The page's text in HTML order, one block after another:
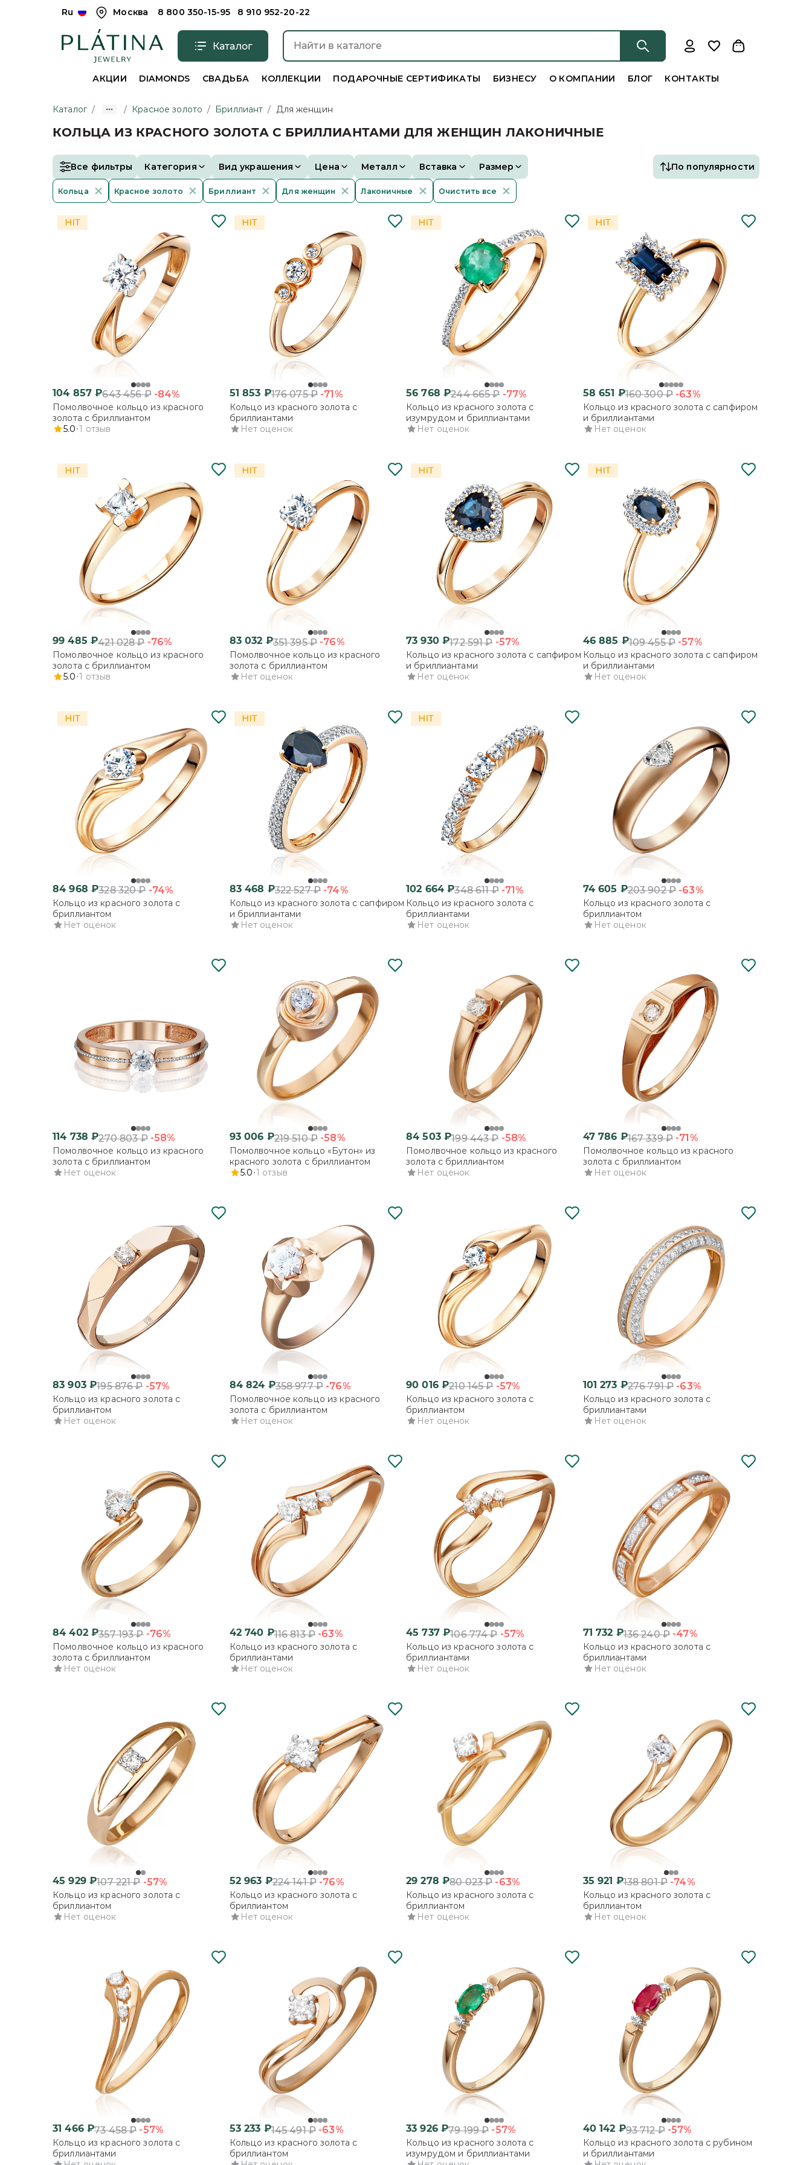
Ru Москва 8 800 350-15-95 8 910 952-20-22
Каталог
АКЦИИ DIAMONDS СВАДЬБА КОЛЛЕКЦИИ ПОДАРОЧНЫЕ СЕРТИФИКАТЫ БИЗНЕСУ О КОМПАНИИ БЛОГ КОНТАКТЫ
Каталог / / Красное золото / Бриллиант / Для женщин
КОЛЬЦА ИЗ КРАСНОГО ЗОЛОТА С БРИЛЛИАНТАМИ ДЛЯ ЖЕНЩИН ЛАКОНИЧНЫЕ
Все фильтры Категория Вид украшения Цена Металл Вставка Размер По популярности
Кольца Красное золото Бриллиант Для женщин Лаконичные Очистить все
104 857 ₽643 456₽ -84%
Помолвочное кольцо из красного
золота с бриллиантом
5.0 1 отзыв
51 853 ₽176 075₽ -71%
Кольцо из красного золота с
бриллиантами
Нет оценок
56 768 ₽244 665₽ -77%
Кольцо из красного золота с
изумрудом и бриллиантами
Нет оценок
58 651 ₽160 300₽ -63%
Кольцо из красного золота с сапфиром
и бриллиантами
Нет оценок
99 485 ₽421 028₽ -76%
Помолвочное кольцо из красного
золота с бриллиантом
5.0 1 отзыв
83 032 ₽351 395₽ -76%
Помолвочное кольцо из красного
золота с бриллиантом
Нет оценок
73 930₽172 591₽ -57%
Кольцо из красного золота с сапфиром
и бриллиантами
Нет оценок
46 885 ₽109 455₽ -57%
Кольцо из красного золота с сапфиром
и бриллиантами
Нет оценок
84 968 ₽328 320₽ -74%
Кольцо из красного золота с
бриллиантом
Нет оценок
83 468 ₽322 527₽ -74%
Кольцо из красного золота с сапфиром
и бриллиантами
Нет оценок
102 664 ₽348 611₽ -71%
Кольцо из красного золота с
бриллиантами
Нет оценок
74 605 ₽203 902₽ -63%
Кольцо из красного золота с
бриллиантом
Нет оценок
114 738 ₽270 803₽ -58%
Помолвочное кольцо из красного
золота с бриллиантом
Нет оценок
93 006 ₽219 510₽ -58%
Помолвочное кольцо «Бутон» из
красного золота с бриллиантом
5.0 1 отзыв
84 503₽199 443₽ -58%
Помолвочное кольцо из красного
золота с бриллиантом
Нет оценок
47 786 ₽167 339₽ -71%
Помолвочное кольцо из красного
золота с бриллиантом
Нет оценок
83 903₽195 876₽ -57%
Кольцо из красного золота с
бриллиантом
Нет оценок
84 824 ₽358 977₽ -76%
Помолвочное кольцо из красного
золота с бриллиантом
Нет оценок
90 016₽210 145₽ -57%
Кольцо из красного золота с
бриллиантом
Нет оценок
101 273 ₽276 791₽ -63%
Кольцо из красного золота с
бриллиантами
Нет оценок
84 402₽357 193₽ -76%
Помолвочное кольцо из красного
золота с бриллиантом
Нет оценок
42 740 ₽116 813₽ -63%
Кольцо из красного золота с
бриллиантами
Нет оценок
45 737₽106 774₽ -57%
Кольцо из красного золота с
бриллиантами
Нет оценок
71 732 ₽136 240₽ -47%
Кольцо из красного золота с
бриллиантами
Нет оценок
45 929₽107 221₽ -57%
Кольцо из красного золота с
бриллиантом
Нет оценок
52 963 ₽224 141₽ -76%
Кольцо из красного золота с
бриллиантом
Нет оценок
29 278 ₽80 023₽ -63%
Кольцо из красного золота с
бриллиантом
Нет оценок
35 921 ₽138 801₽ -74%
Кольцо из красного золота с
бриллиантом
Нет оценок
31 466₽73 458₽ -57%
Кольцо из красного золота с
бриллиантами
53 233 ₽145 491₽ -63%
Кольцо из красного золота с
бриллиантом
33 926₽79 199₽ -57%
Кольцо из красного золота с
изумрудом и бриллиантами
40 142 ₽93 712₽ -57%
Кольцо из красного золота с рубином
и бриллиантами